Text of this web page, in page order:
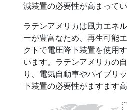
減装置の必要性が高まってい
ラテンアメリカは風力エネ
ーが豊富なため、再生可能
クトで電圧降下装置を使用
います。ラテンアメリカの
り、電気自動車やハイブリ
下装置の必要性がますます